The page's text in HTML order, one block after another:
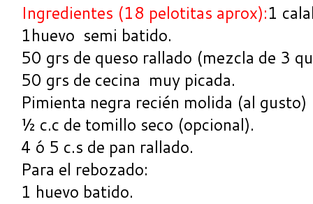
Ingredientes (18 pelotitas aprox):1
1huevo semi batido.
50 grs de queso rallado (mezcla de 3
50 grs de cecina muy picada.
Pimienta negra recién molida (al gusto)
½ c.c de tomillo seco (opcional).
4 ó 5 c.s de pan rallado.
Para el rebozado:
1 huevo batido.